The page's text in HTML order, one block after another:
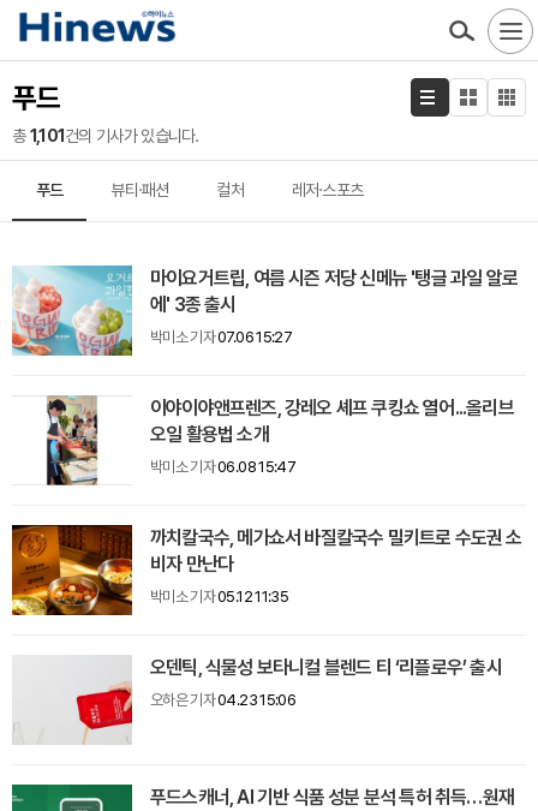
푸드
총1,101 건의 기사가 있습니다.
푸드 뷰티·패션 컬처 레저·스포츠
마이요거트립, 여름 시즌 저당 신메뉴 '탱글 과일 알로
에' 3종 출시
박미소 기자07.06 15:27
이야이야앤프렌즈, 강레오 셰프 쿠킹쇼 열어...올리브
오일 활용법 소개
박미소 기자06.08 15:47
까치칼국수, 메가쇼서 바질칼국수 밀키트로 수도권 소
비자 만난다
박미소 기자05.12 11:35
오덴틱, 식물성 보타니컬 블렌드 티 ‘리플로우’ 출시
오하은 기자04.23 15:06
푸드스캐너, AI 기반 식품 성분 분석 특허 취득…원재